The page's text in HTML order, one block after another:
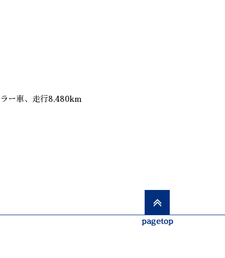
ー車、走行8,480km